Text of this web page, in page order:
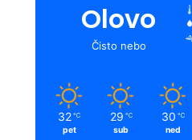
Olovo
Čisto nebo
32 ℃
pet
29 ℃
sub
30 ℃
ned